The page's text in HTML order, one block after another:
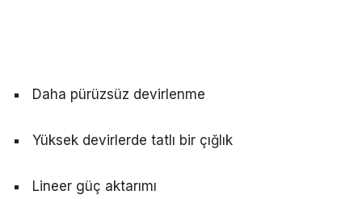
Daha pürüzsüz devirlenme
Yüksek devirlerde tatlı bir çığlık
Lineer güç aktarımı